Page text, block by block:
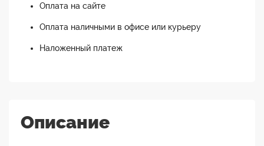
Оплата на сайте
Оплата наличными в офисе или курьеру
Наложенный платеж
Описание